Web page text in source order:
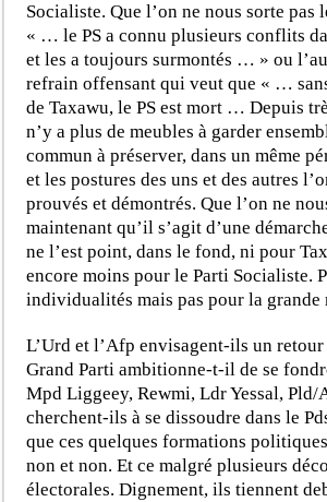
Socialiste. Que l’on ne nous sorte pas
« … le PS a connu plusieurs conflits
et les a toujours surmontés … » ou
refrain offensant qui veut que « …
de Taxawu, le PS est mort … Depuis
n’y a plus de meubles à garder
commun à préserver, dans un même
et les postures des uns et des autres
prouvés et démontrés. Que l’on ne
maintenant qu’il s’agit d’une
ne l’est point, dans le fond, ni pour
encore moins pour le Parti Socialiste.
individualités mais pas pour la grande
L’Urd et l’Afp envisagent-ils un retour
Grand Parti ambitionne-t-il de se
Mpd Liggeey, Rewmi, Ldr Yessal,Pld/
cherchent-ils à se dissoudre dans le
que ces quelques formations
non et non. Et ce malgré plusieurs
électorales. Dignement, ils tiennent